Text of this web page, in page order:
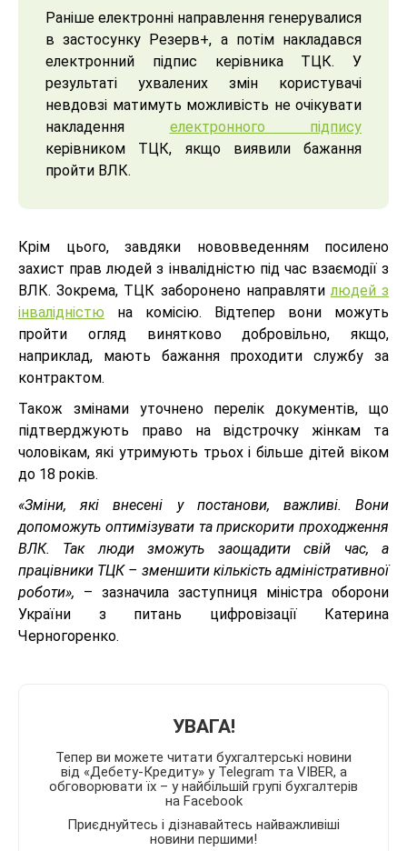
Раніше електронні направлення генерувалися
в застосунку Резерв+, а потім накладався
електронний підпис керівника ТЦК. У
результаті ухвалених змін користувачі
невдовзі матимуть можливість не очікувати
накладення електронного підпису
керівником ТЦК, якщо виявили бажання
пройти ВЛК.
Крім цього, завдяки нововведенням посилено
захист прав людей з інвалідністю під час взаємодії з
ВЛК. Зокрема, ТЦК заборонено направлятилюдей з
інвалідністю на комісію. Відтепер вони можуть
пройти огляд винятково добровільно, якщо,
наприклад, мають бажання проходити службу за
контрактом.
Також змінами уточнено перелік документів, що
підтверджують право на відстрочку жінкам та
чоловікам, які утримують трьох і більше дітей віком
до 18 років.
«Зміни, які внесені у постанови, важливі. Вони
допоможуть оптимізувати та прискорити проходження
ВЛК. Так люди зможуть заощадити свій час, а
працівники ТЦК – зменшити кількість адміністративної
роботи», – зазначила заступниця міністра оборони
України з питань цифровізації Катерина
Черногоренко.
УВАГА!
Тепер ви можете читати бухгалтерські новини
від «Дебету-Кредиту» у Telegram та VIBER, а
обговорювати їх – у найбільшій групі бухгалтерів
на Facebook
Приєднуйтесь і дізнавайтесь найважливіші
новини першими!